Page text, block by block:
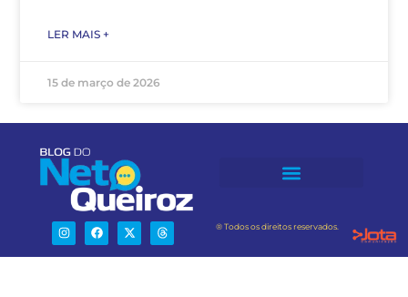
LER MAIS +
15 de março de 2026
® Todos os direitos reservados.